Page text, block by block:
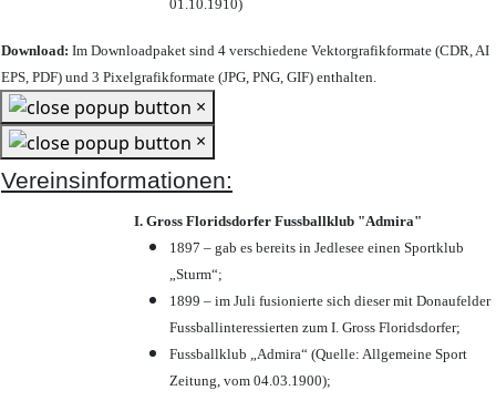
01.10.1910)
Download: Im Downloadpaket sind 4 verschiedene Vektorgrafikformate (CDR, AI
EPS, PDF) und 3 Pixelgrafikformate (JPG, PNG, GIF) enthalten.
×
×
Vereinsinformationen:
I. Gross Floridsdorfer Fussballklub "Admira"
1897 – gab es bereits in Jedlesee einen Sportklub
„Sturm“;
1899 – im Juli fusionierte sich dieser mit Donaufelder
Fussballinteressierten zum I. Gross Floridsdorfer;
Fussballklub „Admira“ (Quelle: Allgemeine Sport
Zeitung, vom 04.03.1900);